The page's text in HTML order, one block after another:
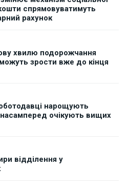
спрямовуватимуть
рахунок
хвилю подорожчання
можуть зрости вже до кінця
нарощують
очікують вищих
відділення у